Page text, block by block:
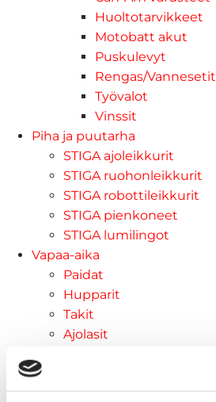
Huoltotarvikkeet
Motobatt akut
Puskulevyt
Rengas/Vannesetit
Työvalot
Vinssit
Piha ja puutarha
STIGA ajoleikkurit
STIGA ruohonleikkurit
STIGA robottileikkurit
STIGA pienkoneet
STIGA lumilingot
Vapaa-aika
Paidat
Hupparit
Takit
Ajolasit
Tarjoukset
Poistotuotteet